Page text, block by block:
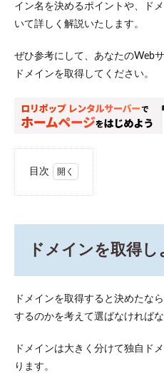
イン名を決めるポイントや、ド
いて詳しく解説いたします。
ぜひ参考にして、あなたのWeb
ドメインを取得してください。
目次
得し
よ
独自
ドメ
1.2
共有
ドメインを取得し
ドメインを取得すると決めたな
するのかを考えて選ばなければな
ドメインは大きく分けて独自ド
ります。